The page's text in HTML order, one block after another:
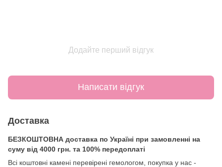
Додайте перший відгук
Написати відгук
Доставка
БЕЗКОШТОВНА доставка по Україні при замовленні на
суму від 4000 грн. та 100% передоплаті
Всі коштовні камені перевірені гемологом, покупка у нас -